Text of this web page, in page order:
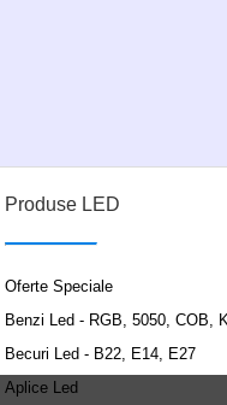
Produse LED
Oferte Speciale
Benzi Led - RGB, 5050, COB,
Becuri Led - B22, E14, E27
Aplice Led